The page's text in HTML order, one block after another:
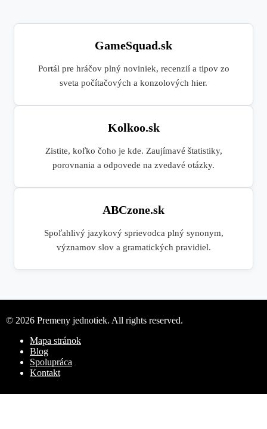
GameSquad.sk
Portál pre hráčov plný noviniek, recenzií a tipov zo
sveta počítačových a konzolových hier.
Kolkoo.sk
Zistite, koľko čoho je kde. Zaujímavé štatistiky,
porovnania a odpovede na zvedavé otázky.
ABCzone.sk
Spoľahlivý jazykový sprievodca plný synonym,
významov slov a gramatických pravidiel.
© 2026 Premeny jednotiek. All rights reserved.
Mapa stránok
Blog
Spolupráca
Kontakt